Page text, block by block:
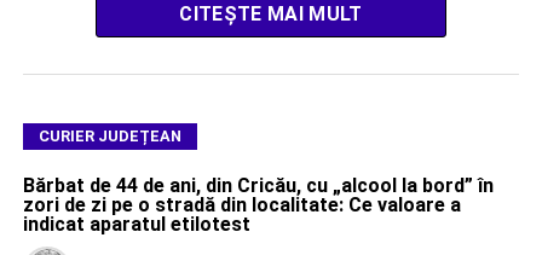
CITEȘTE MAI MULT
CURIER JUDEȚEAN
Bărbat de 44 de ani, din Cricău, cu „alcool la bord” în
zori de zi pe o stradă din localitate: Ce valoare a
indicat aparatul etilotest